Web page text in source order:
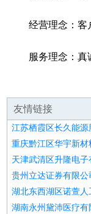
经营理念：客
服务理念：
友情链接
江苏栖霞区长久能源
重庆黔江区华宇新材
天津武清区升隆电子
贵州立达证券有限公
湖北东西湖区诺萱人
湖南永州黛沛医疗有